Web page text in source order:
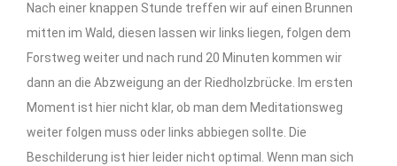
Nach einer knappen Stunde treffen wir auf einen Brunnen
mitten im Wald, diesen lassen wir links liegen, folgen dem
Forstweg weiter und nach rund 20 Minuten kommen wir
dann an die Abzweigung an der Riedholzbrücke. Im ersten
Moment ist hier nicht klar, ob man dem Meditationsweg
weiter folgen muss oder links abbiegen sollte. Die
Beschilderung ist hier leider nicht optimal. Wenn man sich